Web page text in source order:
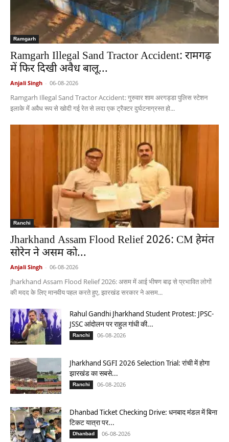
Ramgarh
Ramgarh Illegal Sand Tractor Accident: रामगढ़
में फिर दिखी अवैध बालू...
Anjali Singh - 06-08-2026
Ramgarh Illegal Sand Tractor Accident: गुरुवार शाम अरगड्डा पुलिस स्टेशन
इलाके में अवैध रूप से खोदी गई रेत से लदा एक ट्रैक्टर दुर्घटनाग्रस्त हो...
Ranchi
Jharkhand Assam Flood Relief 2026: CM हेमंत
सोरेन ने असम को...
Anjali Singh - 06-08-2026
Jharkhand Assam Flood Relief 2026: असम में आई भीषण बाढ़ से प्रभावित लोगों
की मदद के लिए मानवीय पहल करते हुए, झारखंड सरकार ने असम...
Rahul Gandhi Jharkhand Student Protest: JPSC-
JSSC आंदोलन पर राहुल गांधी की...
Ranchi 06-08-2026
Jharkhand SGFI 2026 Selection Trial: रांची में होगा
झारखंड का सबसे...
Ranchi 06-08-2026
Dhanbad Ticket Checking Drive: धनबाद मंडल में बिना
टिकट यात्रा पर...
Dhanbad 06-08-2026